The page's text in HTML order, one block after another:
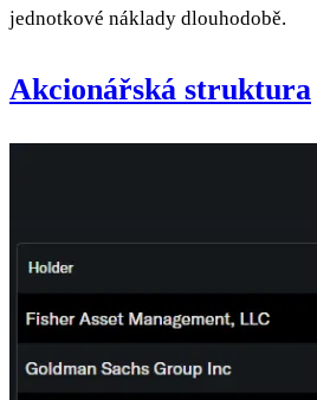
jednotkové náklady dlouhodobě.
Akcionářská struktura